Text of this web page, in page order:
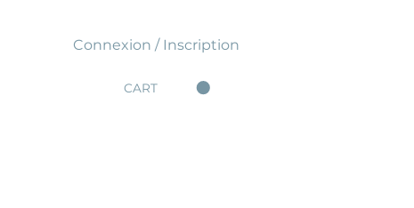
Connexion / Inscription
CART